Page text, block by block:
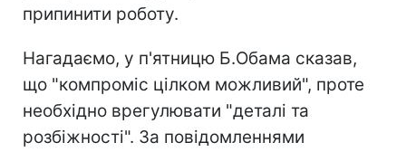
припинити роботу.
Нагадаємо, у п'ятницю Б.Обама сказав,
що "компроміс цілком можливий", проте
необхідно врегулювати "деталі та
розбіжності". За повідомленнями